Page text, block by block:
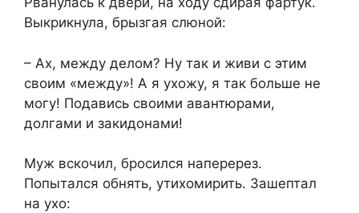
Выкрикнула, брызгая слюной:
– Ах, между делом? Ну так и живи с этим
своим «между»! А я ухожу, я так больше не
могу! Подавись своими авантюрами,
долгами и закидонами!
Муж вскочил, бросился наперерез.
Попытался обнять, утихомирить. Зашептал
на ухо: